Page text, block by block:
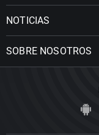
NOTICIAS
SOBRE NOSOTROS